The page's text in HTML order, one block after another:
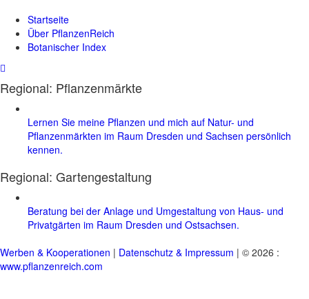
Startseite
Über PflanzenReich
Botanischer Index
Regional: Pflanzenmärkte
Lernen Sie meine Pflanzen und mich auf Natur- und
Pflanzenmärkten im Raum Dresden und Sachsen persönlich
kennen.
Regional: Gartengestaltung
Beratung bei der Anlage und Umgestaltung von Haus- und
Privatgärten im Raum Dresden und Ostsachsen.
Werben & Kooperationen | Datenschutz & Impressum | © 2026 :
www.pflanzenreich.com